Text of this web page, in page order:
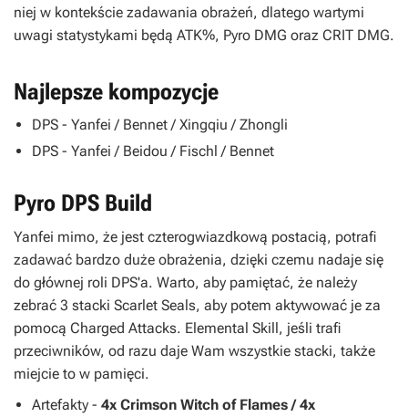
niej w kontekście zadawania obrażeń, dlatego wartymi
uwagi statystykami będą ATK%, Pyro DMG oraz CRIT DMG.
Najlepsze kompozycje
DPS - Yanfei / Bennet / Xingqiu / Zhongli
DPS - Yanfei / Beidou / Fischl / Bennet
Pyro DPS Build
Yanfei mimo, że jest czterogwiazdkową postacią, potrafi
zadawać bardzo duże obrażenia, dzięki czemu nadaje się
do głównej roli DPS'a. Warto, aby pamiętać, że należy
zebrać 3 stacki Scarlet Seals, aby potem aktywować je za
pomocą Charged Attacks. Elemental Skill, jeśli trafi
przeciwników, od razu daje Wam wszystkie stacki, także
miejcie to w pamięci.
Artefakty - 4x Crimson Witch of Flames / 4x